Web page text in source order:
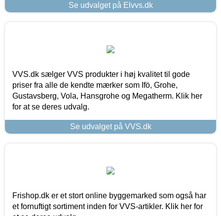
Se udvalget på Elvvs.dk
VVS.dk sælger VVS produkter i høj kvalitet til gode
priser fra alle de kendte mærker som Ifö, Grohe,
Gustavsberg, Vola, Hansgrohe og Megatherm. Klik her
for at se deres udvalg.
Se udvalget på VVS.dk
Frishop.dk er et stort online byggemarked som også har
et fornuftigt sortiment inden for VVS-artikler. Klik her for